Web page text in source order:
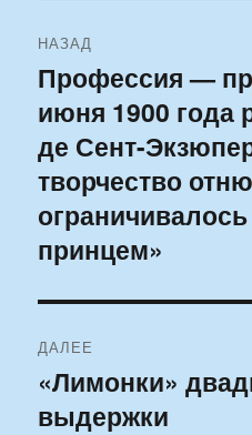
по
записям
НАЗАД
Предыдущая
запись:
Профессия —
июня 1900 года
де Сент-
творчество
принцем»
ДАЛЕЕ
Следующая
запись:
«Лимонки»
выдержки